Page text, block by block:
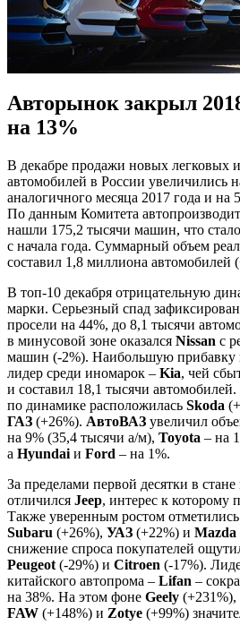
Авторынок закрыл
на 13%
В декабре продажи новых легковых
автомобилей в России увеличились
аналогичного месяца 2017 года и на
По данным Комитета
нашли 175,2 тысячи машин, что
с начала года. Суммарный объем
составил 1,8 миллиона автомобилей
В топ-10 декабря отрицательную
марки. Серьезный спад
просели на 44%, до 8,1 тысячи
в минусовой зоне оказался Nissan с
машин (-2%). Наибольшую прибавку
лидер среди иномарок – Kia, чей
и составил 18,1 тысячи
по динамике расположилась Skoda
ГАЗ (+26%). АвтоВАЗ увеличил
на 9% (35,4 тысячи а/м), Toyota – на
а Hyundai и Ford – на 1%.
За пределами первой десятки в
отличился Jeep, интерес к которому
Также уверенным ростом отметились
Subaru (+26%), УАЗ (+22%) и Mazda
снижение спроса покупателей
Peugeot (-29%) и Citroen (-17%).
китайского автопрома – Lifan –
на 38%. На этом фоне Geely (+231%),
FAW (+148%) и Zotye (+99%)